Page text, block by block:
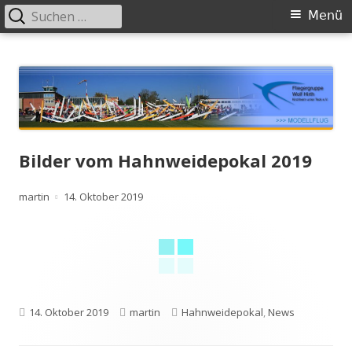
zum
Inhalt
Modellbau
Primäres
Menü
Suchen
nach:
Bilder vom Hahnweidepokal 2019
Autor
martin
Veröffentlicht
14. Oktober 2019
Veröffentlicht
14. Oktober 2019 Autor
martin Kategorien
Hahnweidepokal,News